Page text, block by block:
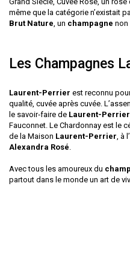
même que la catégorie n’existait
Brut Nature , un champagne non
Les Champagnes
Laurent-Perrier est reconnu
qualité, cuvée après cuvée.
le savoir‑faire de Laurent-Perrier
Fauconnet. Le Chardonnay est le
de la Maison Laurent-Perrier , à
Alexandra Rosé
Avec tous les amoureux du
partout dans le monde un art de